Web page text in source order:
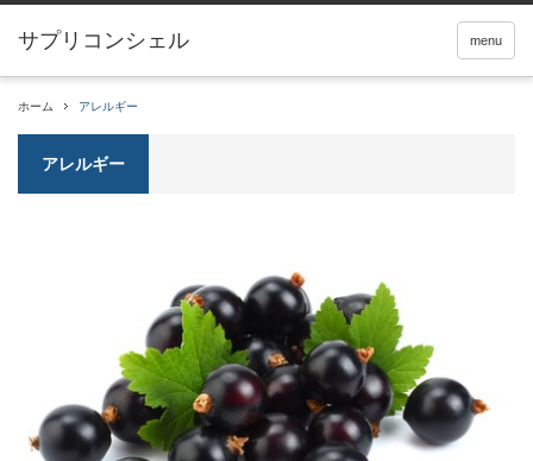
サプリコンシェル menu
ホーム アレルギー
アレルギー